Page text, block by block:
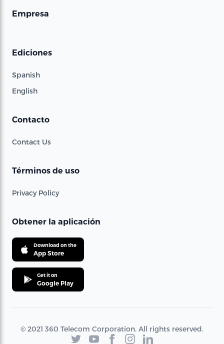
Empresa
Ediciones
Spanish
English
Contacto
Contact Us
Términos de uso
Privacy Policy
Obtener la aplicación
Download on the
App Store
Get it on
Google Play
© 2021 360 Telecom Corporation. All rights reserved.